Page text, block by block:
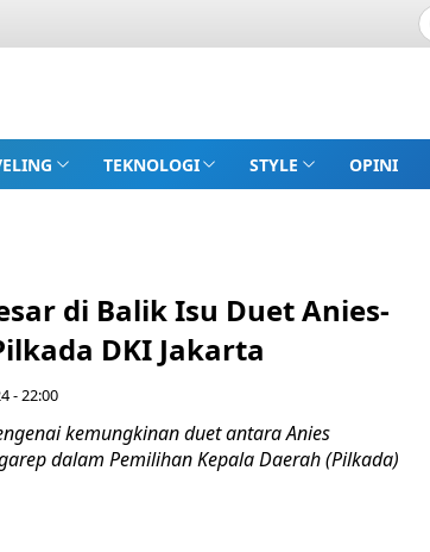
TEKNOLOGI STYLE OPINI
di Balik Isu Duet Anies-
DKI Jakarta
- 22:00
kemungkinan duet antara Anies
dalam Pemilihan Kepala Daerah (Pilkada)